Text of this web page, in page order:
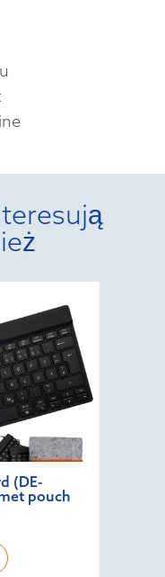
(DE-
pouch